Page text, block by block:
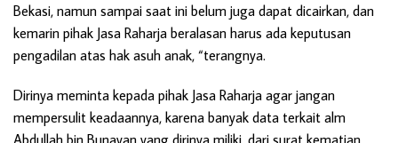
Bekasi, namun sampai saat ini belum juga dapat dicairkan, dan
kemarin pihak Jasa Raharja beralasan harus ada keputusan
pengadilan atas hak asuh anak, “terangnya.
Dirinya meminta kepada pihak Jasa Raharja agar jangan
mempersulit keadaannya, karena banyak data terkait alm
Abdullah bin Bunayan yang dirinya miliki, dari surat kematian